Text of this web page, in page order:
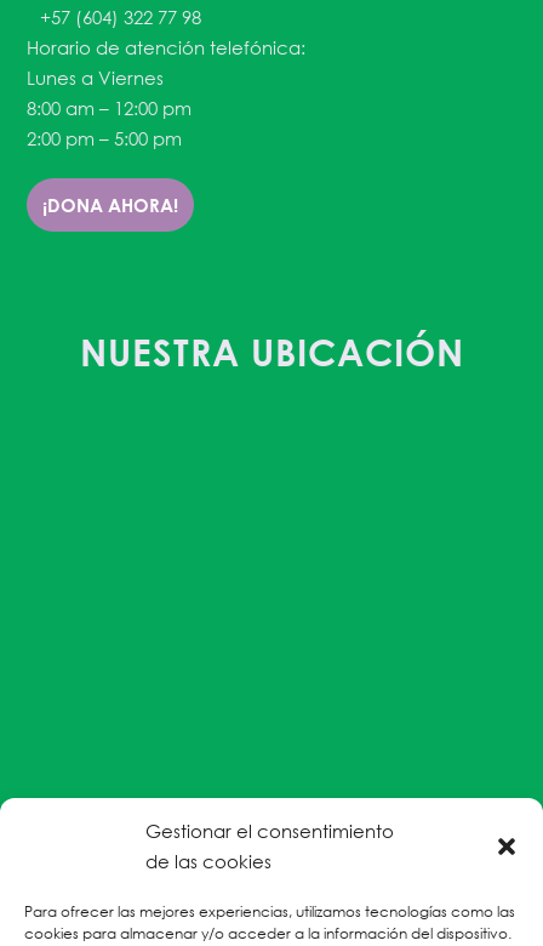
Gestionar el consentimiento
de las cookies
Para ofrecer las mejores experiencias, utilizamos tecnologías como las
cookies para almacenar y/o acceder a la información del dispositivo.
+57 (604) 322 77 98
Horario de atención telefónica:
Lunes a Viernes
8:00 am – 12:00 pm
2:00 pm – 5:00 pm
¡DONA AHORA!
NUESTRA UBICACIÓN
#EnColectiva estamos comprometidas con la
parte del personal humanitario hacia personas